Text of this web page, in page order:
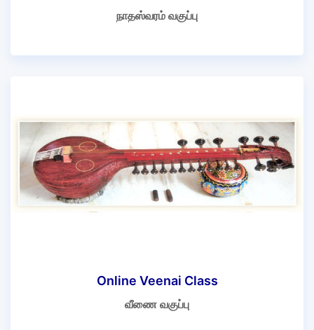
நாதஸ்வரம் வகுப்பு
Online Veenai Class
வீணை வகுப்பு